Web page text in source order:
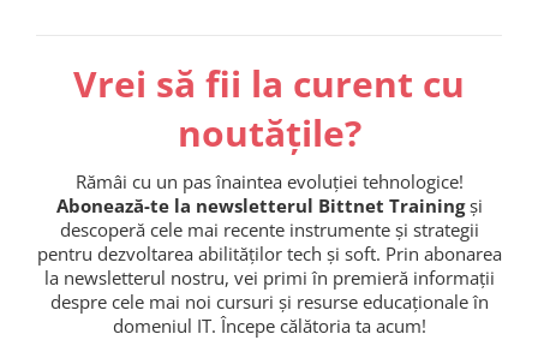
Vrei să fii la curent cu
noutățile?
Rămâi cu un pas înaintea evoluției tehnologice!
Abonează-te la newsletterul Bittnet Trainingși
descoperă cele mai recente instrumente și strategii
pentru dezvoltarea abilităților tech și soft. Prin abonarea
la newsletterul nostru, vei primi în premieră informații
despre cele mai noi cursuri și resurse educaționale în
domeniul IT. Începe călătoria ta acum!